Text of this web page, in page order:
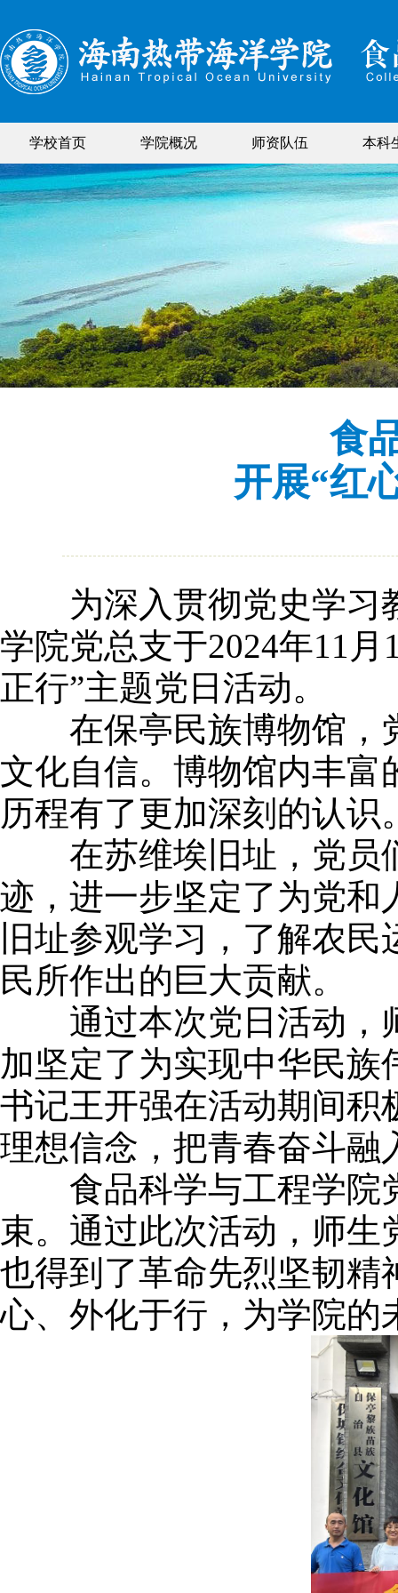
学校首页 学院概况 师资队伍 本科
食
开展“红
为深入贯彻党史学习
学院党总支于2024年11
正行”主题党日活动。
在保亭民族博物馆，党
文化自信。博物馆内丰富
历程有了更加深刻的认识
在苏维埃旧址，党员们
迹，进一步坚定了为党和
旧址参观学习，了解农
民所作出的巨大贡献。
通过本次党日活动，师
加坚定了为实现中华民
书记王开强在活动期间积
理想信念，把青春奋斗融
食品科学与工程学院党
束。通过此次活动，师
也得到了革命先烈坚韧精
心、外化于行，为学院的